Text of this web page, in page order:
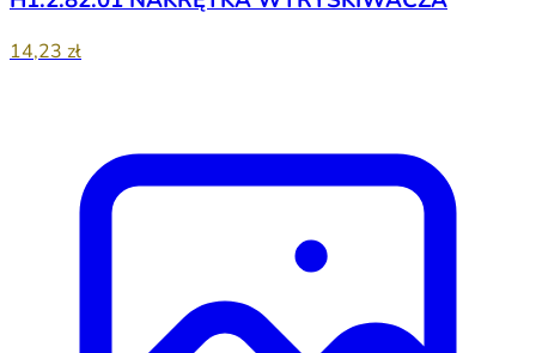
14,23 zł